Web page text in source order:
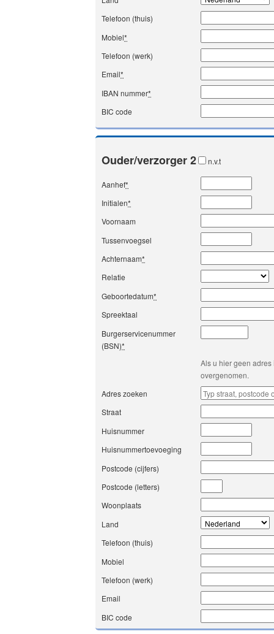
Telefoon (thuis)
Mobiel*
Telefoon (werk)
Email*
IBAN nummer*
BIC code
Ouder/verzorger 2 n.v.t
Aanhef*
Initialen*
Voornaam
Tussenvoegsel
Achternaam*
Relatie
Geboortedatum*
Spreektaal
Burgerservicenummer
(BSN)*
Als u hier geen
overgenomen.
Adres zoeken
Straat
Huisnummer
Huisnummertoevoeging
Postcode (cijfers)
Postcode (letters)
Woonplaats
Land
Telefoon (thuis)
Mobiel
Telefoon (werk)
Email
BIC code